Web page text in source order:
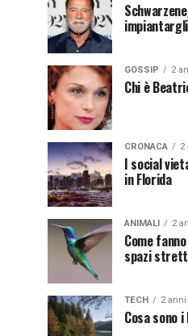
GOSSIP 2
Chi è
CRONACA 2
I social
in Florida
ANIMALI 2
Come
spazi
TECH 2
Cosa sono